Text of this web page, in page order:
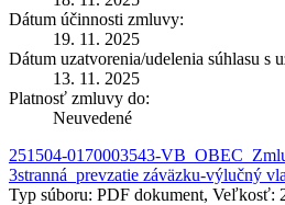
Dátum účinnosti zmluvy:
19. 11. 2025
Dátum uzatvorenia/udelenia súhlasu s
13. 11. 2025
Platnosť zmluvy do:
Neuvedené
251504-0170003543-
3stranná_prevzatie záväzku-výlučný
Typ súboru: PDF dokument, Veľkosť: